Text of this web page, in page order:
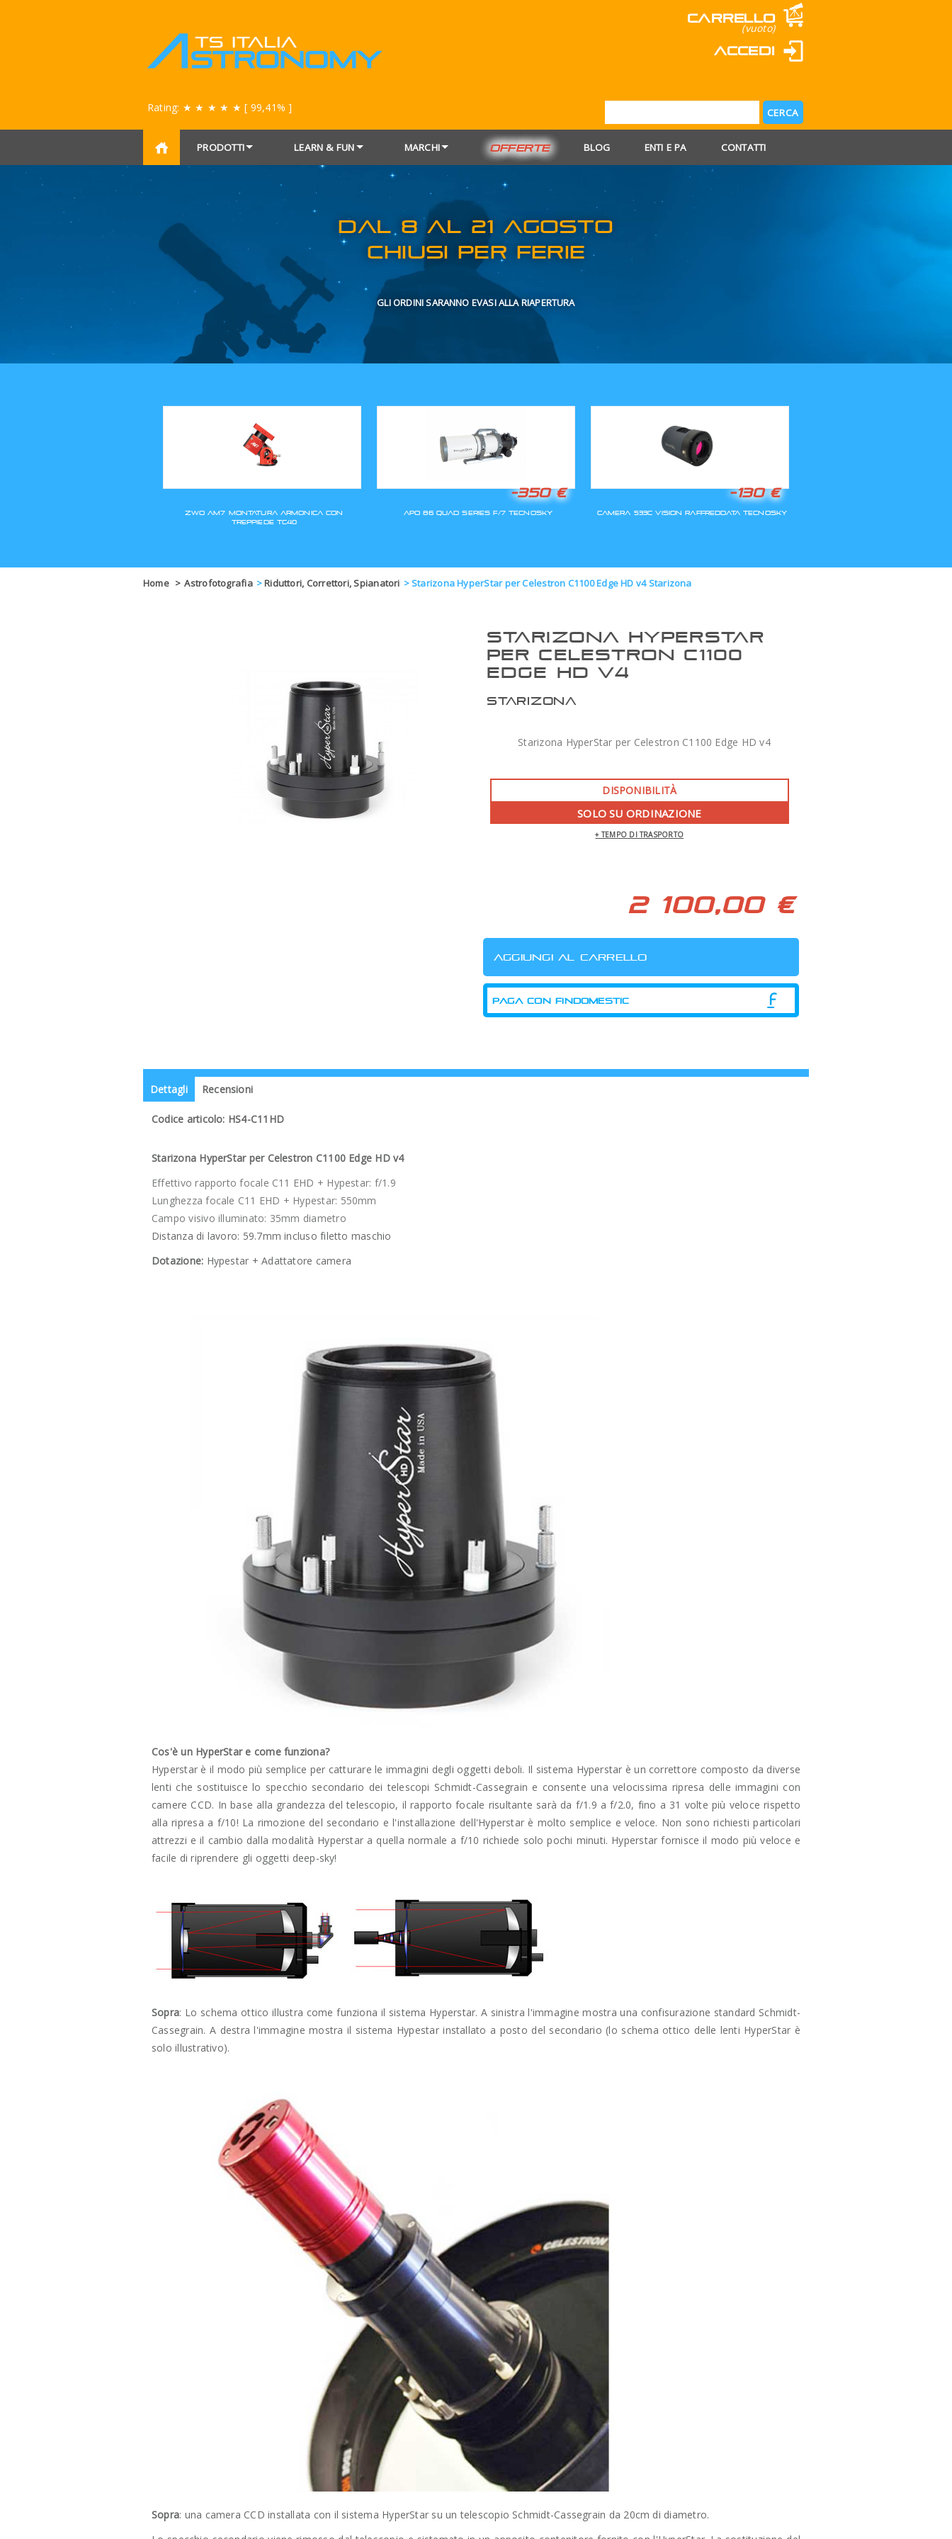
Carrello
(vuoto)
Accedi
Rating: ★ ★ ★ ★ ★ [ 99,41% ]
PRODOTTI LEARN & FUN MARCHI OFFERTE BLOG ENTI E PA CONTATTI
DAL 8 AL 21 AGOSTO
CHIUSI PER FERIE
Home > Astrofotografia >Riduttori, Correttori, Spianatori >Starizona HyperStar per Celestron C1100 Edge HD v4 Starizona
STARIZONA HYPERSTAR
PER CELESTRON C1100
EDGE HD V4
STARIZONA
Starizona HyperStar per Celestron C1100 Edge HD v4
DISPONIBILITÀ
SOLO SU ORDINAZIONE
+ TEMPO DI TRASPORTO
2 100,00 €
PAGA CON FINDOMESTIC
Dettagli Recensioni
Codice articolo: HS4-C11HD
Starizona HyperStar per Celestron C1100 Edge HD v4
Effettivo rapporto focale C11 EHD + Hypestar: f/1.9
Lunghezza focale C11 EHD + Hypestar: 550mm
Campo visivo illuminato: 35mm diametro
Distanza di lavoro: 59.7mm incluso filetto maschio
Dotazione: Hypestar + Adattatore camera
Cos'è un HyperStar e come funziona?
Hyperstar è il modo più semplice per catturare le immagini degli oggetti deboli. Il sistema Hyperstar è un correttore composto da diverse
lenti che sostituisce lo specchio secondario dei telescopi Schmidt-Cassegrain e consente una velocissima ripresa delle immagini con
camere CCD. In base alla grandezza del telescopio, il rapporto focale risultante sarà da f/1.9 a f/2.0, fino a 31 volte più veloce rispetto
alla ripresa a f/10! La rimozione del secondario e l'installazione dell'Hyperstar è molto semplice e veloce. Non sono richiesti particolari
attrezzi e il cambio dalla modalità Hyperstar a quella normale a f/10 richiede solo pochi minuti. Hyperstar fornisce il modo più veloce e
facile di riprendere gli oggetti deep-sky!
Sopra: Lo schema ottico illustra come funziona il sistema Hyperstar. A sinistra l'immagine mostra una confisurazione standard Schmidt-
Cassegrain. A destra l'immagine mostra il sistema Hypestar installato a posto del secondario (lo schema ottico delle lenti HyperStar è
solo illustrativo).
Sopra: una camera CCD installata con il sistema HyperStar su un telescopio Schmidt-Cassegrain da 20cm di diametro.